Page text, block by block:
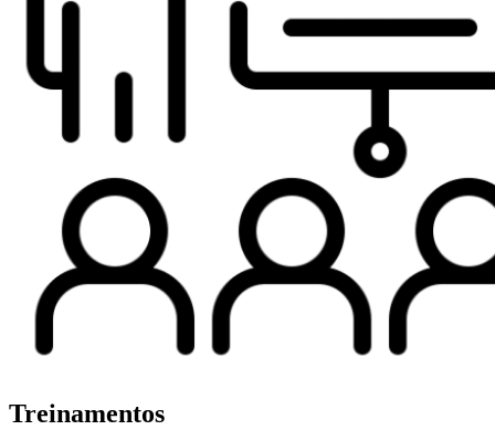
Treinamentos